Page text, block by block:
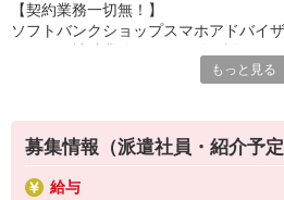
【選べるお仕事いろいろ】
￣￣￣￣￣￣￣￣￣￣￣
事務、経理、データ入力、コールセ
機械/食品製造・梱包・仕分け・加
▼美容系
眉毛サロンのアイブロウ・ネイリス
▼営業・販売
【契約業務一切無！】
ソフトバンクショップスマホアドバイ
※未経験大歓迎、幅広い年齢層活躍！
もっと見る
募集情報（派遣社員・紹介予定
給与